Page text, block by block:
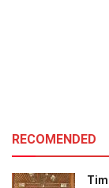
RECOMENDED
Tim